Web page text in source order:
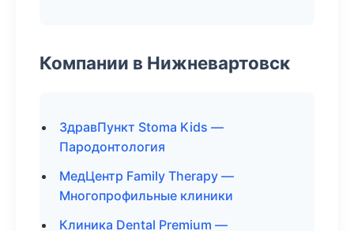
Компании в Нижневартовск
ЗдравПункт Stoma Kids —
Пародонтология
МедЦентр Family Therapy —
Многопрофильные клиники
Клиника Dental Premium —